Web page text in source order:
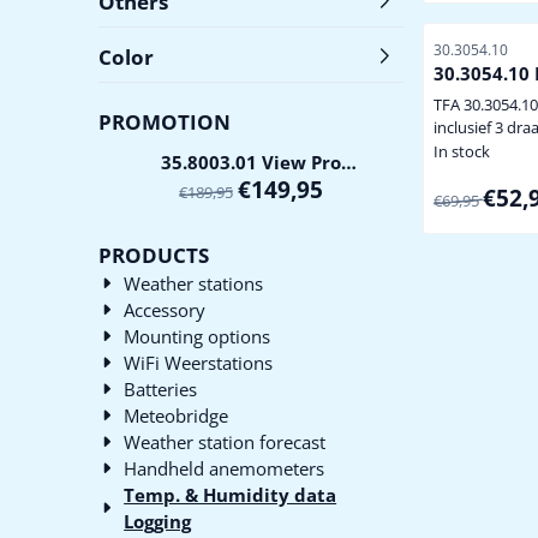
Color
PROMOTION
35.8003.01 View Pro
Weerstation
€189,95 €149,95
PRODUCTS
Weather stations
Accessory
Mounting options
WiFi Weerstations
Batteries
Meteobridge
Weather station forecast
Handheld anemometers
Temp. & Humidity data
Logging
uitbreidbaar
(maximaal 7
datum en tijd alarmeringen
min/max waarden
display
Item number
30.3054.10
TFA
inclusief 3
thermo/
controle/
binnen- en
In stock
From 69,95
€69,95